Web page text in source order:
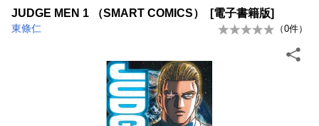
JUDGE MEN 1 （SMART COMICS） [電子書籍版]
東條仁 （0件）